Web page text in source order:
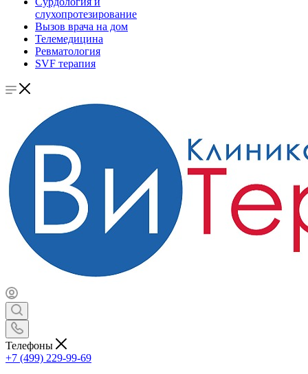
слухопротезирование
Вызов врача на дом
Телемедицина
Ревматология
SVF терапия
Телефоны
+7 (499) 229-99-69